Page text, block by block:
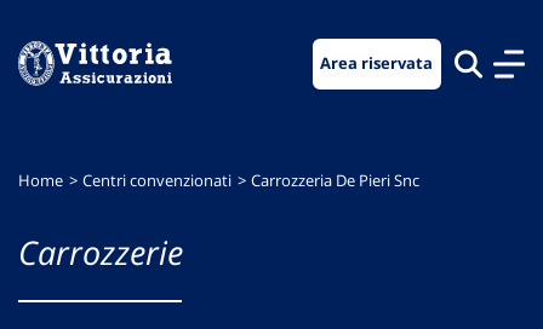
menu
contenuto
footer
Area riservata
Home Centri convenzionati Carrozzeria De Pieri Snc
Carrozzerie